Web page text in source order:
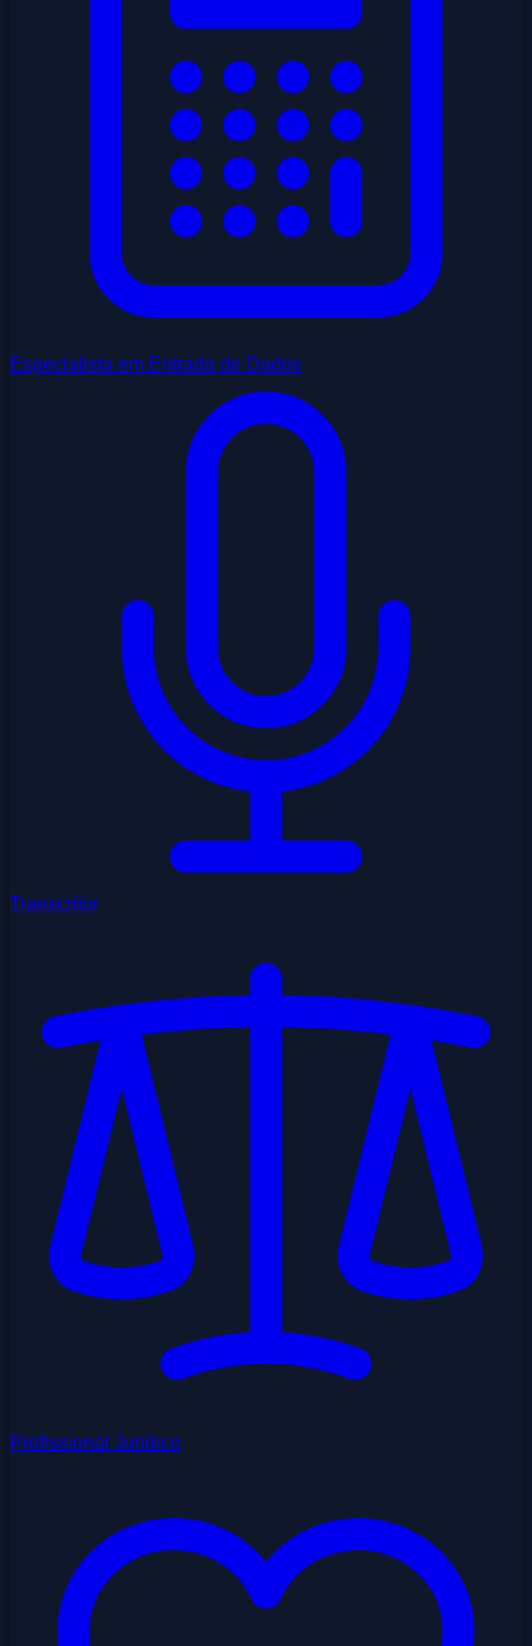
Especialista em Entrada de Dados
Transcritor
Profissional Jurídico